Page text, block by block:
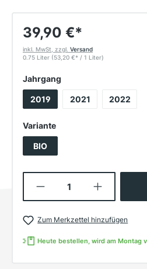
39,90 €*
inkl. MwSt, zzgl. Versand
0.75 Liter (53,20 €* / 1 Liter)
Jahrgang
2019 2021 2022
Varianteauswählen
BIO
Produkt Anzahl:
Zum Merkzettel hinzufügen
Heute bestellen, wird am Montag